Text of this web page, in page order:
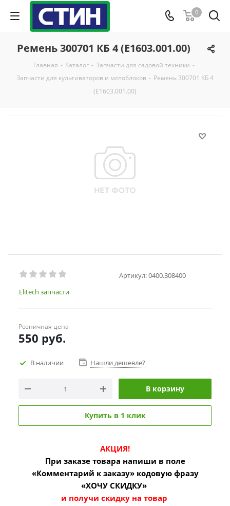
0
Ремень 300701 КБ 4 (Е1603.001.00)
Главная - Каталог - Запчасти для садовой техники -
Запчасти для культиваторов и мотоблоков - Ремень 300701 КБ 4
(Е1603.001.00)
Артикул:0400.308400
Elitech запчасти
Розничная цена
550 руб.
В наличии Нашли дешевле?
В корзину
Купить в 1 клик
АКЦИЯ!
При заказе товара напиши в поле
«Комментарий к заказу» кодовую фразу
«ХОЧУ СКИДКУ»
и получи скидку на товар